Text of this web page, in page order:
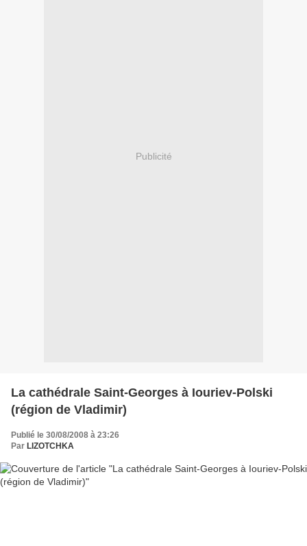
Publicité
La cathédrale Saint-Georges à Iouriev-Polski
(région de Vladimir)
Publié le 30/08/2008 à 23:26
Par LIZOTCHKA